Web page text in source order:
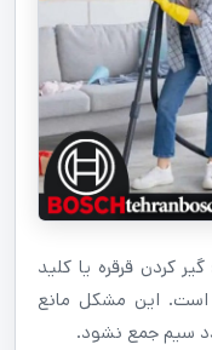
گیر کردن قرقره یا کلید
است. این مشکل مانع
سیم جمع نشود.